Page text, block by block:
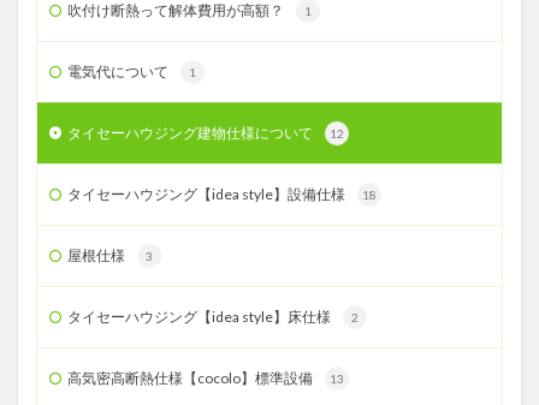
吹付け断熱って解体費用が高額？ 1
電気代について 1
タイセーハウジング建物仕様について 12
タイセーハウジング【idea style】設備仕様 18
屋根仕様 3
タイセーハウジング【idea style】床仕様 2
高気密高断熱仕様【cocolo】標準設備 13